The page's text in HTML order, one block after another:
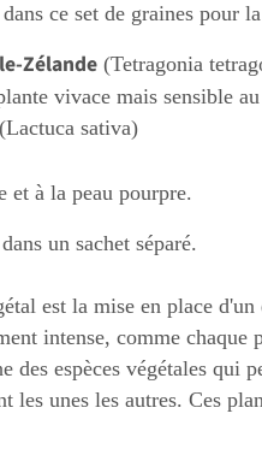
ce set de graines pour
Zélande (Tetragonia
vivace mais sensible
(Lactuca sativa)
et à la peau pourpre.
un sachet séparé.
est la mise en place
intense, comme
des espèces végétales
les unes les autres. Ces